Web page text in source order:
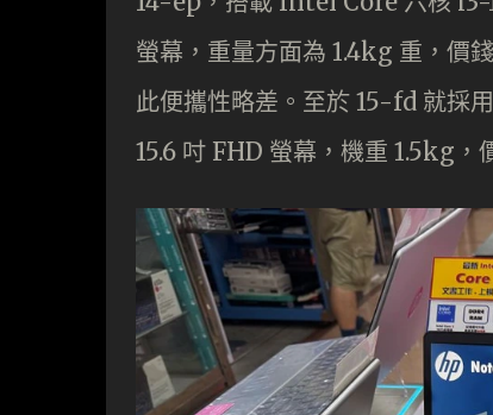
螢幕，重量方面為 1.4kg 重，價
此便攜性略差。至於 15-fd 就採
15.6 吋 FHD 螢幕，機重 1.5kg，